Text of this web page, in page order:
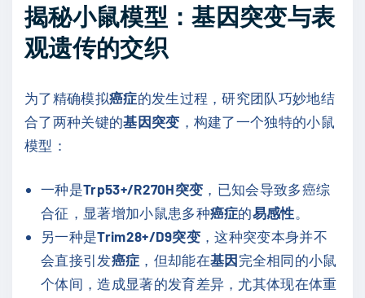
揭秘小鼠模型：基因突变与表
观遗传的交织
为了精确模拟癌症的发生过程，研究团队巧妙地结
合了两种关键的基因突变 ，构建了一个独特的小鼠
模型：
一种是Trp53+/R270H突变 ，已知会导致多癌综
合征，显著增加小鼠患多种癌症的易感性。
另一种是Trim28+/D9突变 ，这种突变本身并不
会直接引发癌症 ，但却能在基因完全相同的小鼠
个体间，造成显著的发育差异，尤其体现在体重